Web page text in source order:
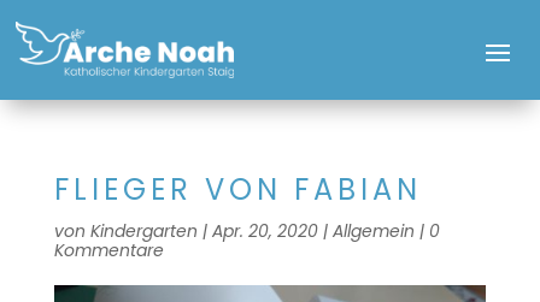
FLIEGER VON FABIAN
von Kindergarten | Apr. 20, 2020| Allgemein | 0
Kommentare